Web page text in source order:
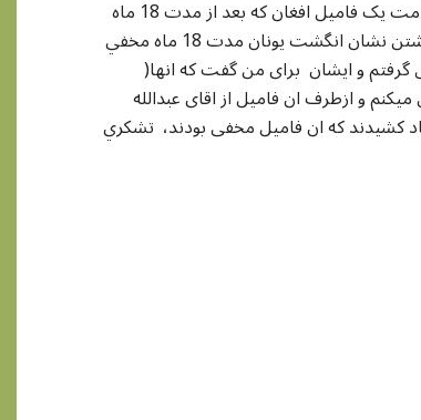
با عرض سلام خدمت دوستان خوب میخواستم از طریق این سایت خوب خبر خوش اقامت يک فامیل افغان که بعد از مدت 18 ماه
مخفی بودن اقامت گرفت ، به تمام افغانهاي عزيز برسانم . اين فاميل افغان بخاطر داشتن نشان انگشت یونان مدت 18 ماه مخفي
گرفتم و ايشان برای من گفت که انها(
و ازطرف ان فامیل از اقای عبدالله
کشیدند که ان فامیل مخفی بودند، تشکري